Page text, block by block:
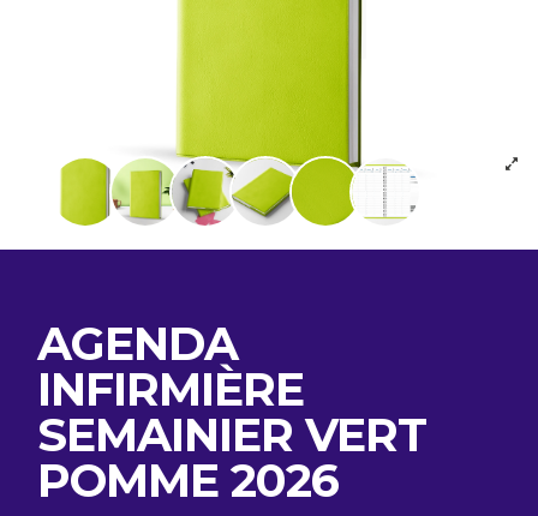
AGENDA
INFIRMIÈRE
SEMAINIER VERT
POMME 2026